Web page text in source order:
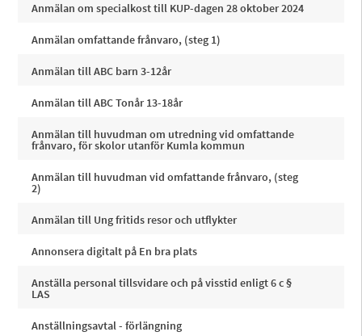
Anmälan om specialkost till KUP-dagen 28 oktober 2024
Anmälan omfattande frånvaro, (steg 1)
Anmälan till ABC barn 3-12år
Anmälan till ABC Tonår 13-18år
Anmälan till huvudman om utredning vid omfattande
frånvaro, för skolor utanför Kumla kommun
Anmälan till huvudman vid omfattande frånvaro, (steg
2)
Anmälan till Ung fritids resor och utflykter
Annonsera digitalt på En bra plats
Anställa personal tillsvidare och på visstid enligt 6 c §
LAS
Anställningsavtal - förlängning